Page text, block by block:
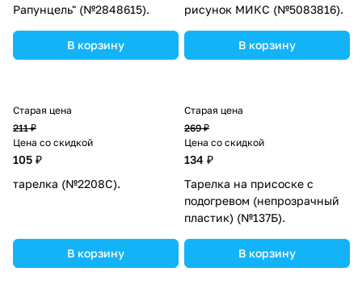
Рапунцель" (№2848615).
В корзину
рисунок МИКС (№5083816).
В корзину
Старая цена
211 ₽
Цена со скидкой
105 ₽
тарелка (№2208С).
В корзину
Старая цена
269 ₽
Цена со скидкой
134 ₽
Тарелка на присоске с
подогревом (непрозрачный
пластик) (№137Б).
В корзину